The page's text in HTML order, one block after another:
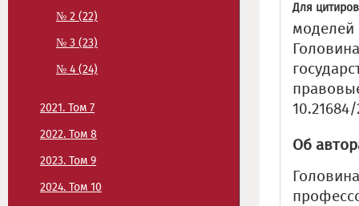
№ 2 (22)
№ 3 (23)
№ 4 (24)
2021. Том 7
2022. Том 8
2023. Том 9
2024. Том 10
Для
моделей
Об